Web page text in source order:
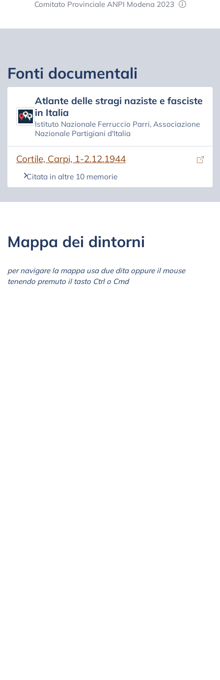
Comitato Provinciale ANPI Modena 2023
Fonti documentali
Atlante delle stragi naziste e fasciste
in Italia
Istituto Nazionale Ferruccio Parri, Associazione
Nazionale Partigiani d'Italia
Cortile, Carpi, 1-2.12.1944
(si apre in una nuova scheda)
Citata in altre 10 memorie
Mappa dei dintorni
per navigare la mappa usa due dita oppure il mouse
tenendo premuto il tasto Ctrl o Cmd